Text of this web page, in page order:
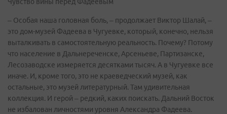
– Особая наша головная боль, – продолжает Виктор Шалай, –
это дом-музей Фадеева в Чугуевке, который, конечно, нельзя
выталкивать в самостоятельную реальность. Почему? Потому
что население в Дальнереченске, Арсеньеве, Партизанске,
Лесозаводске измеряется десятками тысяч. А в Чугуевке все
иначе. И, кроме того, это не краеведческий музей, как
остальные, это музей литературный. Там удивительная
коллекция. И герой – редкий, каких поискать. Дальний Восток
не избалован личностями уровня Александра Фадеева.